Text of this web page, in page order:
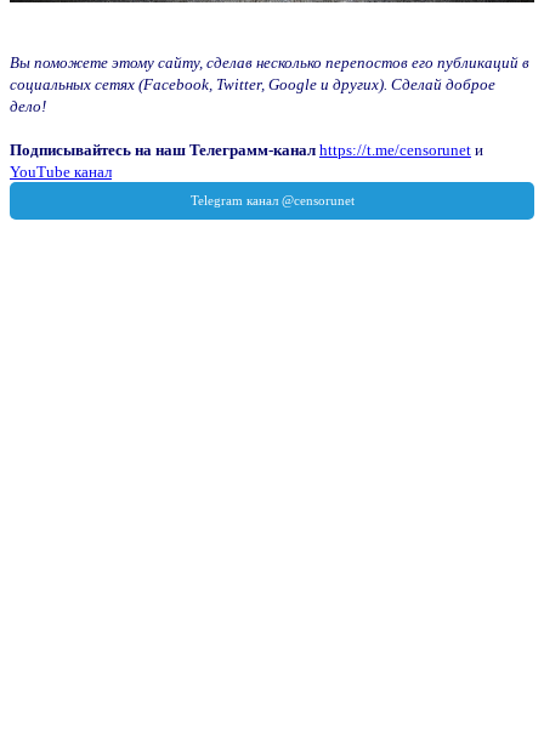
Вы поможете этому сайту, сделав несколько перепостов его публикаций в
социальных сетях (Facebook, Twitter, Google и других). Сделай доброе
дело!
Подписывайтесь на наш Телеграмм-канал https://t.me/censorunet и
YouTube канал